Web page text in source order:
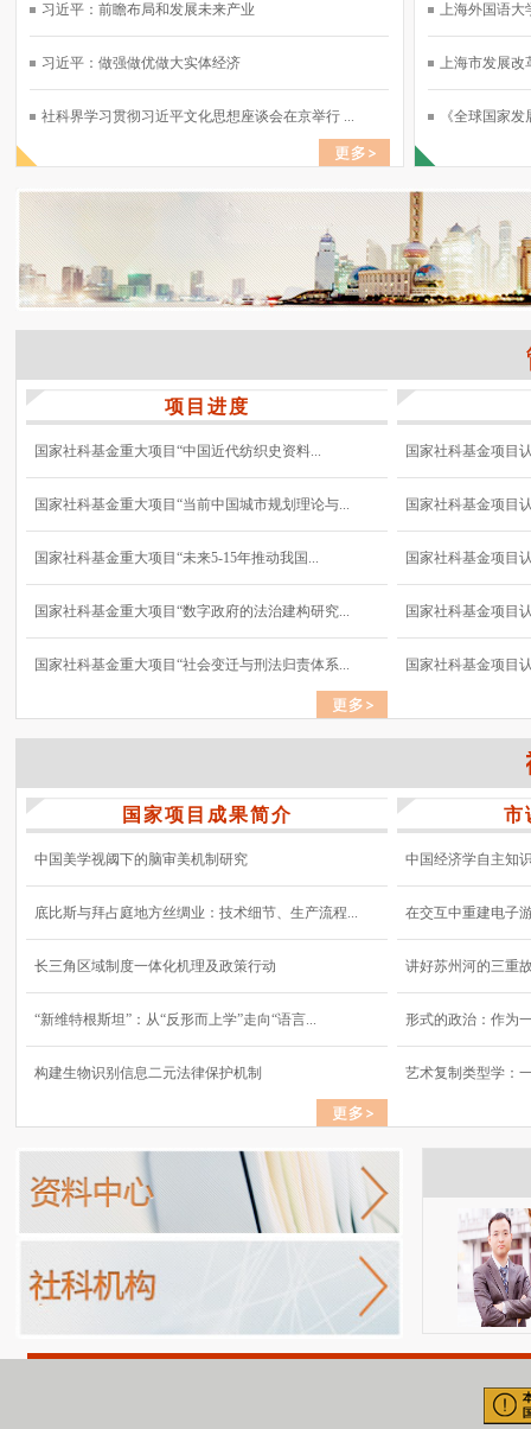
习近平：前瞻布局和发展未来产业
习近平：做强做优做大实体经济
社科界学习贯彻习近平文化思想座谈会在京举行 ...
上海外国语大
上海市发展改
《全球国家
项目进度
国家社科基金重大项目“中国近代纺织史资料...
国家社科基金重大项目“当前中国城市规划理论与...
国家社科基金重大项目“未来5-15年推动我国...
国家社科基金重大项目“数字政府的法治建构研究...
国家社科基金重大项目“社会变迁与刑法归责体系...
国家社科基金项目
国家社科基金项目
国家社科基金项目
国家社科基金项目
国家社科基金项目
国家项目成果简介
中国美学视阈下的脑审美机制研究
底比斯与拜占庭地方丝绸业：技术细节、生产流程...
长三角区域制度一体化机理及政策行动
“新维特根斯坦”：从“反形而上学”走向“语言...
构建生物识别信息二元法律保护机制
市
中国经济学自主知
在交互中重建电子
讲好苏州河的三重
形式的政治：作为
艺术复制类型学：